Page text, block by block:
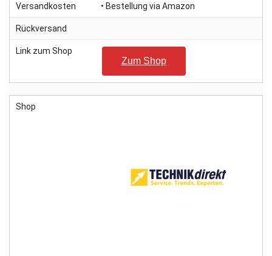
Versandkosten • Bestellung via Amazon
Rückversand
Link zum Shop
Zum Shop
Shop